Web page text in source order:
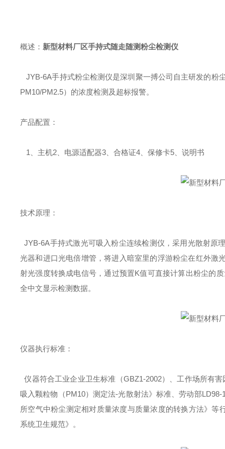
概述： 新型材料厂区手持式随走随测粉尘检测仪
JYB-6A手持式粉尘检测仪是深圳聚一搏公司自主研发的粉
PM10/PM2.5）的浓度检测及超标报警。
产品配置：
1、主机2、电源适配器3、合格证4、保修卡5、说明书
技术原理：
JYB-6A手持式激光可吸入粉尘连续检测仪，采用光散射原
光器和进口光电倍增管，将进入暗室里的浮游粉尘在红外激
射光强度转换成电信号，通过预置K值可直接计算出粉尘的
全中文显示检测数据。
仪器执行标准：
仪器符合工业企业卫生标准（GBZ1-2002）、工作场所有
吸入颗粒物（PM10）测定法-光散射法》标准、劳动部
所空气中粉尘测定相对质量浓度与质量浓度的转换方法》
系统卫生规范》。